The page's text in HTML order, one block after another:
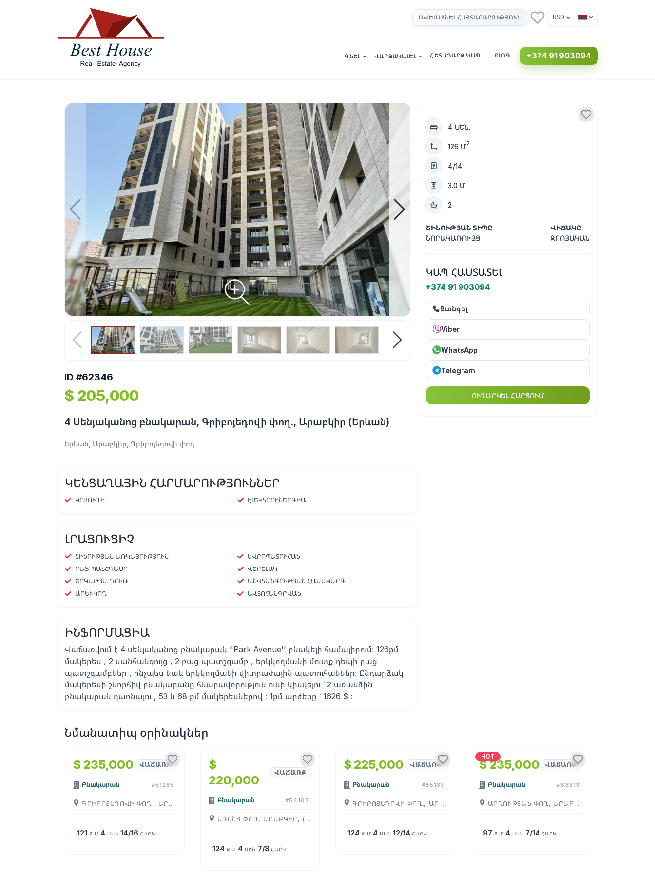
ԱՎԵԼԱՑՆԵԼ ՀԱՅՏԱՐԱՐՈՒԹՅՈՒՆ USD
ԳՆԵԼ ՎԱՐՁԱԿԱԼԵԼ ՀԵՏԱԴԱՐՁ ԿԱՊ ԲԼՈԳ +374 91 903094
ID #62346
$ 205,000
4 Սենյականոց բնակարան, Գրիբոյեդովի փող., Արաբկիր (Երևան)
Երևան, Արաբկիր, Գրիբոյեդովի փող.
4 ՍԵՆ.
126 Մ2
4/14
3.0 Մ
2
ՇԻՆՈՒԹՅԱՆ ՏԻՊԸ
ՆՈՐԱԿԱՌՈՒՅՑ
ՎԻՃԱԿԸ
ԶՐՈՅԱԿԱՆ
ԿԱՊ ՀԱՍՏԱՏԵԼ
+374 91 903094
Զանգել
Viber
WhatsApp
Telegram
ՈՒՂԱՐԿԵԼ ՀԱՐՑՈՒՄ
ԿԵՆՑԱՂԱՅԻՆ ՀԱՐՄԱՐՈՒԹՅՈՒՆՆԵՐ
ԿՈՅՈՒՂԻ ԷԼԵԿՏՐՈԷՆԵՐԳԻԱ
ԼՐԱՑՈՒՑԻՉ
ՇԻՆՈՒԹՅԱՆ ԱՌԿԱՅՈՒԹՅՈՒՆ
ԵՎՐՈՊԱՏՈՒՀԱՆ
ԲԱՑ ՊԱՏՇԳԱՄԲ
ՎԵՐԵԼԱԿ
ԵՐԿԱԹՅԱ ԴՈՒՌ
ԱՆՎՏԱՆԳՈՒԹՅԱՆ ՀԱՄԱԿԱՐԳ
ԱՐԵՒԿՈՂ
ԱՎՏՈՀԱՆԳՐՎԱՆ
ԻՆՖՈՐՄԱՑԻԱ
Վաճառվում է 4 սենյականոց բնակարան "Park Avenue'' բնակելի համալիրում։ 126քմ
մակերես , 2 սանհանգույց , 2 բաց պատշգամբ , երկկողմանի մուտք դեպի բաց
պատշգամբներ , ինչպես նաև երկկողմանի վիտրաժային պատուհաններ։ Ընդարձակ
մակերեսի շնորհիվ բնակարանը հնարավորություն ունի կիսվելու ՝ 2 առանձին
բնակարան դառնալու , 53 և 68 քմ մակերեսներով ։ 1քմ արժեքը ՝ 1626 $ :
Նմանատիպ օրինակներ
1/ 4
$ 235,000 ՎԱՃԱՌՔ
Բնակարան #51285
ԳՐԻԲՈՅԵԴՈՎԻ ՓՈՂ., ԱՐԱԲԿԻՐ, ( ԵՐԵՒԱՆ )
121 Ք.Մ. 4 ՍԵՆ.14/16ՀԱՐԿ
$
220,000
ՎԱՃԱՌՔ
Բնակարան #54107
ԱԴՈՆՑ ՓՈՂ, ԱՐԱԲԿԻՐ, ( ԵՐԵՒԱՆ )
124 Ք.Մ. 4 ՍԵՆ. 7/8 ՀԱՐԿ
$ 225,000 ՎԱՃԱՌՔ
Բնակարան #55133
ԳՐԻԲՈՅԵԴՈՎԻ ՓՈՂ., ԱՐԱԲԿԻՐ, ( ԵՐԵՒԱՆ )
124 Ք.Մ. 4 ՍԵՆ.12/14ՀԱՐԿ
HOT
$ 235,000 ՎԱՃԱՌՔ
Բնակարան #63313
ԱՐՂՈՒԹՅԱՆ ՓՈՂ, ԱՐԱԲԿԻՐ, ( ԵՐԵՒԱՆ )
97 Ք.Մ. 4 ՍԵՆ. 7/14 ՀԱՐԿ